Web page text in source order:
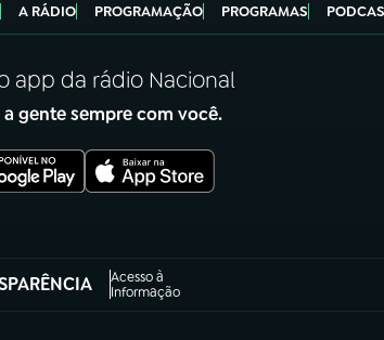
A RÁDIO PROGRAMAÇÃO PROGRAMAS
app da rádio Nacional
a gente sempre com você.
Acesso à
Informação
aba)